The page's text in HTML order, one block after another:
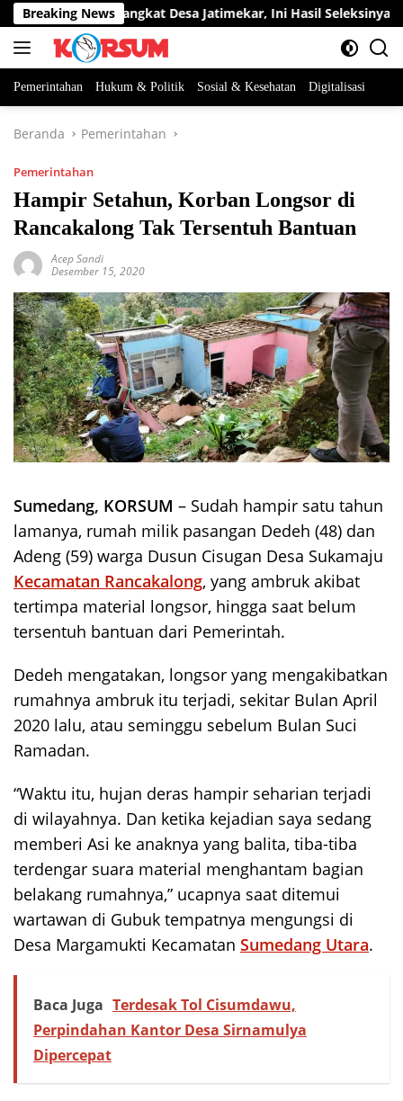
Langsung
ke
konten
Breaking News
Jabatan Perangkat Desa Jatimekar, Ini Hasil Seleksinya
Pemerintahan Hukum & Politik Sosial & Kesehatan Digitalisasi
Beranda Pemerintahan
Pemerintahan
Hampir Setahun, Korban Longsor di
Rancakalong Tak Tersentuh Bantuan
Acep Sandi
Desember 15, 2020
Sumedang, KORSUM – Sudah hampir satu tahun
lamanya, rumah milik pasangan Dedeh (48) dan
Adeng (59) warga Dusun Cisugan Desa Sukamaju
Kecamatan Rancakalong, yang ambruk akibat
tertimpa material longsor, hingga saat belum
tersentuh bantuan dari Pemerintah.
Dedeh mengatakan, longsor yang mengakibatkan
rumahnya ambruk itu terjadi, sekitar Bulan April
2020 lalu, atau seminggu sebelum Bulan Suci
Ramadan.
“Waktu itu, hujan deras hampir seharian terjadi
di wilayahnya. Dan ketika kejadian saya sedang
memberi Asi ke anaknya yang balita, tiba-tiba
terdengar suara material menghantam bagian
belakang rumahnya,” ucapnya saat ditemui
wartawan di Gubuk tempatnya mengungsi di
Desa Margamukti Kecamatan Sumedang Utara.
Baca Juga Terdesak Tol Cisumdawu,
Perpindahan Kantor Desa Sirnamulya
Dipercepat